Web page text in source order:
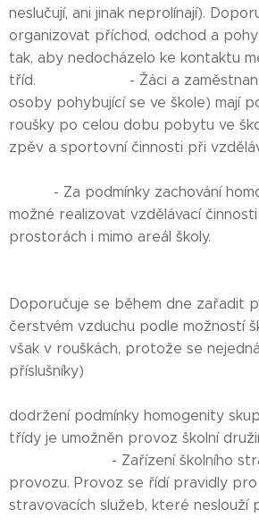
neslučují, ani jinak neprolínají).
organizovat příchod, odchod a
tak, aby nedocházelo ke kontaktu
tříd. - Žáci a zaměstnanci
osoby pohybující se ve škole) mají
roušky po celou dobu pobytu ve
zpěv a sportovní činnosti
- Za podmínky zachování
možné realizovat vzdělávací
prostorách i mimo
Doporučuje se během dne zařadit
čerstvém vzduchu podle možností
však v rouškách, protože se
-
dodržení podmínky homogenity
třídy je umožněn provoz
- Zařízení školního
provozu. Provoz se řídí pravidly
stravovacích služeb, které